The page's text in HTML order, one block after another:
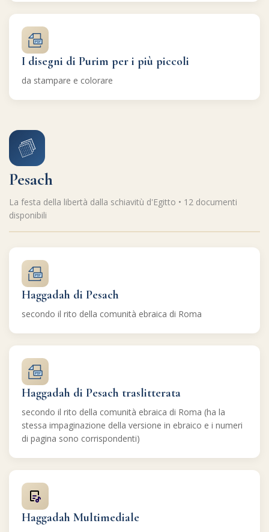
I disegni di Purim per i più piccoli
da stampare e colorare
Pesach
La festa della libertà dalla schiavitù d'Egitto • 12 documenti
disponibili
Haggadah di Pesach
secondo il rito della comunità ebraica di Roma
Haggadah di Pesach traslitterata
secondo il rito della comunità ebraica di Roma (ha la
stessa impaginazione della versione in ebraico e i numeri
di pagina sono corrispondenti)
Haggadah Multimediale